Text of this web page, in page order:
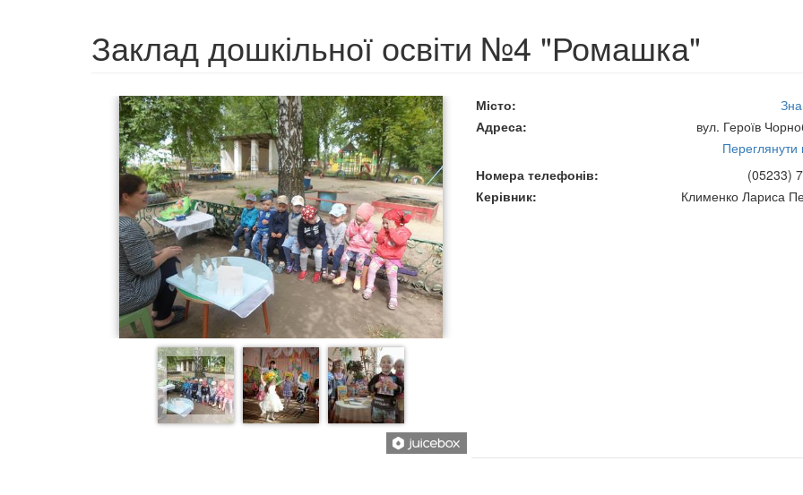
Заклад дошкільної освіти №4 "Ромашка"
Місто
Адреса
вул. Героїв
Переглянути
Номера телефонів
(05233)
Керівник
Клименко Лариса